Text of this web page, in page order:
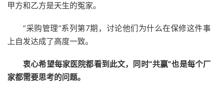
甲方和乙方是天生的冤家。
“采购管理”系列第7期，讨论他们为什么在保修这件事
上自发达成了高度一致。
衷心希望每家医院都看到此文，同时“共赢”也是每个厂
家都需要思考的问题。